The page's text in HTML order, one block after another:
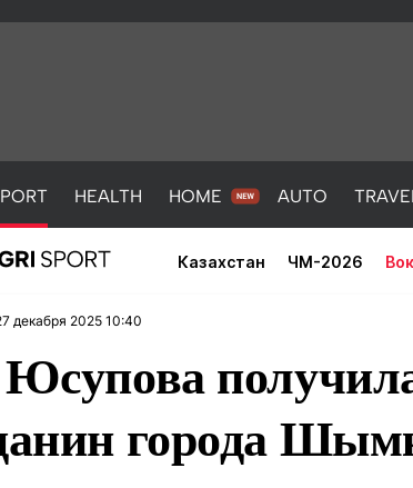
HEALTH HOME AUTO
Казахстан ЧМ-2026
HEALTH
декабря 2025 10:40
города